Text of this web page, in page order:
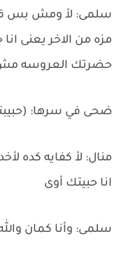
سلمى: لأ ومش بس
مزه من الاخر يعنى
حضرتك العروسه مش
ضحى في سرها:
منال: لأ كفايه كده
انا حبيتك أوى
سلمى: وأنا كمان